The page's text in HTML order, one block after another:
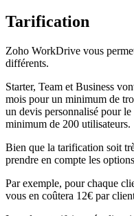
Tarification
Zoho WorkDrive vous
différents.
Starter, Team et Business
mois pour un minimum de
un devis personnalisé pour
minimum de 200 utilisateurs.
Bien que la tarification soit
prendre en compte les
Par exemple, pour chaque
vous en coûtera 12€ par